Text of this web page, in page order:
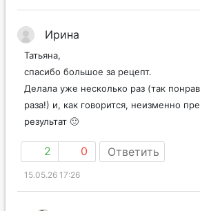
Ирина
Татьяна,
спасибо большое за рецепт.
Делала уже несколько раз (так
раза!) и, как говорится, неизменно
результат 🙂
2 0 Ответить
15.05.26 17:26